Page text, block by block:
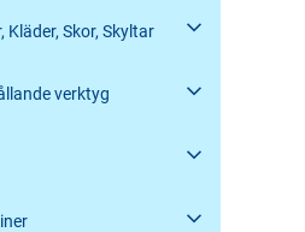
Kläder, Skor, Skyltar
verktyg